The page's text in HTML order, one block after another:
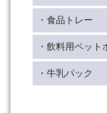
・食品トレー
・飲料用ペッ
・牛乳パック